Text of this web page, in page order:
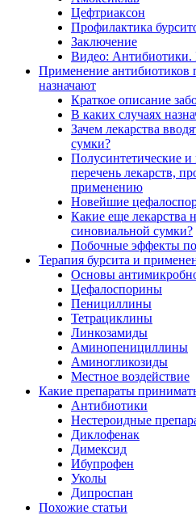
Цефтриаксон
Профилактика
Заключение
Видео: Антибиотики.
Применение антибиотиков
назначают
Краткое описание
В каких случаях
Зачем лекарства
сумки?
Полусинтетические
перечень лекарств,
применению
Новейшие
Какие еще лекарства
синовиальной сумки?
Побочные эффекты
Терапия бурсита и
Основы
Цефалоспорины
Пенициллины
Тетрациклины
Линкозамиды
Аминопенициллины
Аминогликозиды
Местное воздействие
Какие препараты
Антибиотики
Нестероидные
Диклофенак
Димексид
Ибупрофен
Уколы
Дипроспан
Похожие статьи